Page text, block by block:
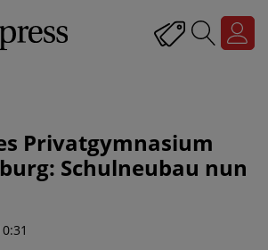
Privatgymnasium
Schulneubau nun